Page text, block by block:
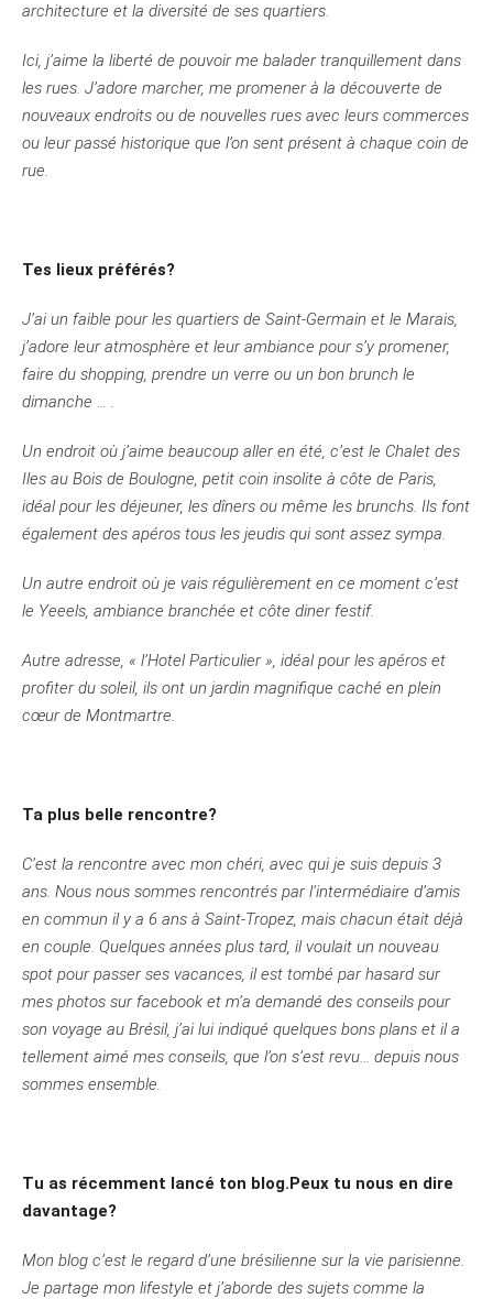
architecture et la diversité de ses quartiers.
Ici, j’aime la liberté de pouvoir me balader tranquillement dans
les rues. J’adore marcher, me promener à la découverte de
nouveaux endroits ou de nouvelles rues avec leurs commerces
ou leur passé historique que l’on sent présent à chaque coin de
rue.
Tes lieux préférés?
J’ai un faible pour les quartiers de Saint-Germain et le Marais,
j’adore leur atmosphère et leur ambiance pour s’y promener,
faire du shopping, prendre un verre ou un bon brunch le
dimanche … .
Un endroit où j’aime beaucoup aller en été, c’est le Chalet des
Iles au Bois de Boulogne, petit coin insolite à côte de Paris,
idéal pour les déjeuner, les dîners ou même les brunchs. Ils font
également des apéros tous les jeudis qui sont assez sympa.
Un autre endroit où je vais régulièrement en ce moment c’est
le Yeeels, ambiance branchée et côte diner festif.
Autre adresse, « l’Hotel Particulier », idéal pour les apéros et
profiter du soleil, ils ont un jardin magnifique caché en plein
cœur de Montmartre.
Ta plus belle rencontre?
C’est la rencontre avec mon chéri, avec qui je suis depuis 3
ans. Nous nous sommes rencontrés par l’intermédiaire d’amis
en commun il y a 6 ans à Saint-Tropez, mais chacun était déjà
en couple. Quelques années plus tard, il voulait un nouveau
spot pour passer ses vacances, il est tombé par hasard sur
mes photos sur facebook et m’a demandé des conseils pour
son voyage au Brésil, j’ai lui indiqué quelques bons plans et il a
tellement aimé mes conseils, que l’on s’est revu… depuis nous
sommes ensemble.
Tu as récemment lancé ton blog.Peux tu nous en dire
davantage?
Mon blog c’est le regard d’une brésilienne sur la vie parisienne.
Je partage mon lifestyle et j’aborde des sujets comme la